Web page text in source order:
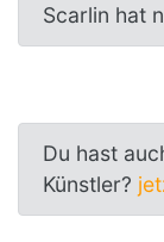
Scarlin hat
Du hast
Künstler?